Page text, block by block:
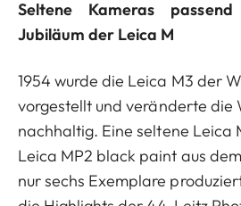
Seltene Kameras
Jubiläum der Leica M
1954 wurde die Leica M3 der
vorgestellt und veränderte die
nachhaltig. Eine seltene Leica
Leica MP2 black paint aus
nur sechs Exemplare